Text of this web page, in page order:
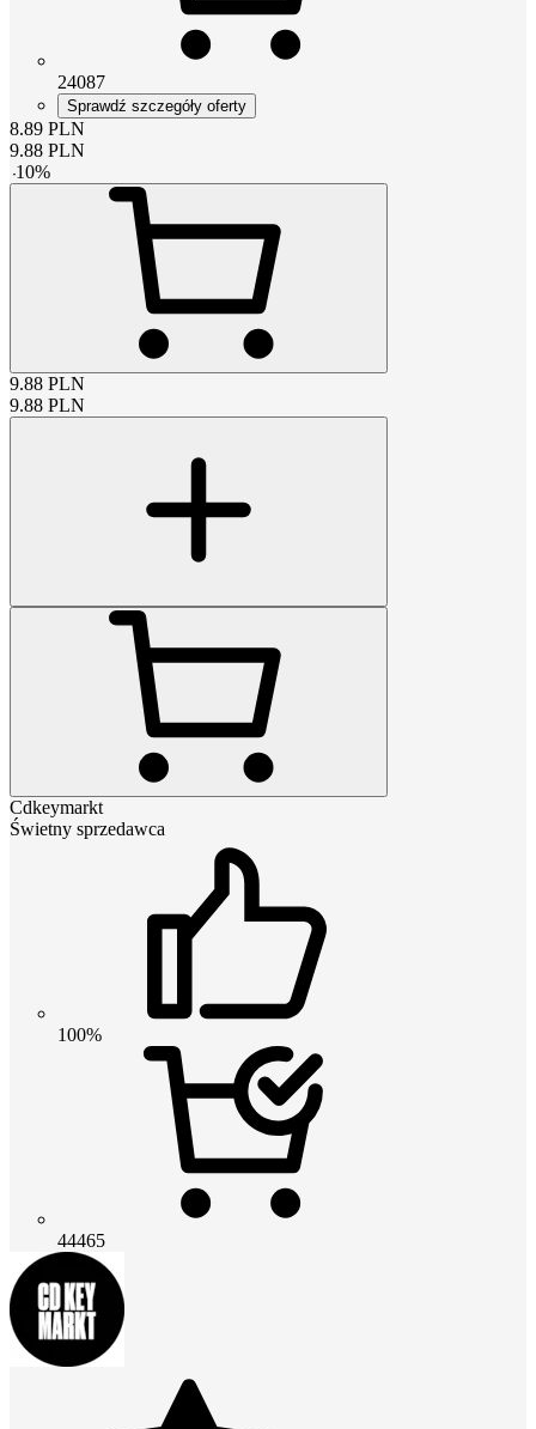
24087
Sprawdź szczegóły oferty
8.89 PLN
9.88 PLN
-10%
9.88 PLN
9.88 PLN
Cdkeymarkt
Świetny sprzedawca
100%
44465